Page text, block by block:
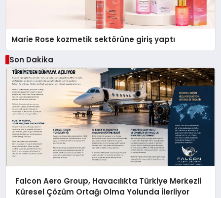
Marie Rose kozmetik sektörüne giriş yaptı
Son Dakika
Falcon Aero Group, Havacılıkta Türkiye Merkezli
Küresel Çözüm Ortağı Olma Yolunda İlerliyor